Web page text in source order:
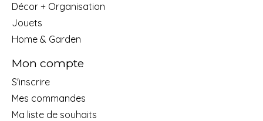
Décor + Organisation
Jouets
Home & Garden
Mon compte
S'inscrire
Mes commandes
Ma liste de souhaits